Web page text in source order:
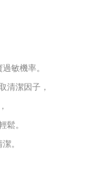
敏機率。
清潔因子，
鬆。
。